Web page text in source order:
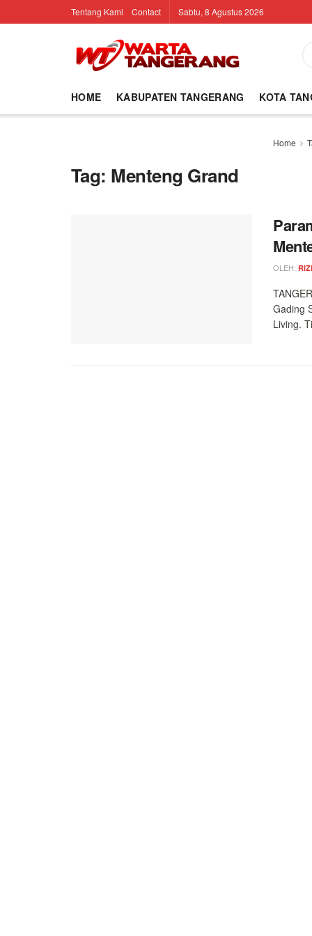
Tentang Kami Contact Sabtu, 8 Agustus 2026
HOME KABUPATEN TANGERANG KOTA
Home
Tag: Menteng Grand
OLEH:
Gading
Living.